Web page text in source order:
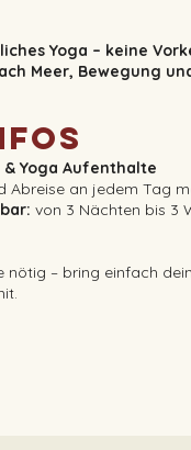
Yoga – keine
Meer, Bewegung
& Yoga Aufenthalte
Abreise an jedem Tag
von 3 Nächten bis 3
nötig – bring einfach